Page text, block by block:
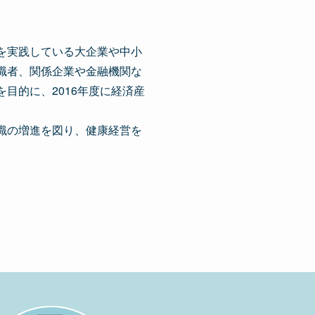
実践している大企業や中小
者、関係企業や金融機関な
目的に、2016年度に経済産
の増進を図り、健康経営を